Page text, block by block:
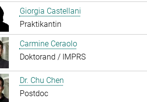
Giorgia Castellani
Praktikantin
Carmine Ceraolo
Doktorand / IMPRS
Dr. Chu Chen
Postdoc